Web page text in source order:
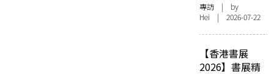
專訪 | by
Hei | 2026-07-22
【香港書展
2026】書展精